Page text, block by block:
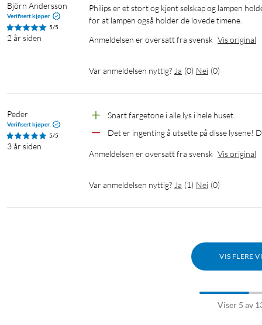
Björn Andersson
Verifisert kjøper
5/5
2 år siden
Philips er et stort og kjent selskap og lampen holder det som er lovet. Prisen er relativt høy, så det er bare å krysse fingrene
for at lampen også holder de lovede timene.
Anmeldelsen er oversatt fra svensk Vis original
Var anmeldelsen nyttig? Ja (0) Nei (0)
Peder
Verifisert kjøper
5/5
3 år siden
Snart fargetone i alle lys i hele huset.
Det er ingenting å utsette på disse lysene!
Anmeldelsen er oversatt fra svensk Vis original
Var anmeldelsen nyttig? Ja (1) Nei (0)
VIS FLERE
Viser 5 av